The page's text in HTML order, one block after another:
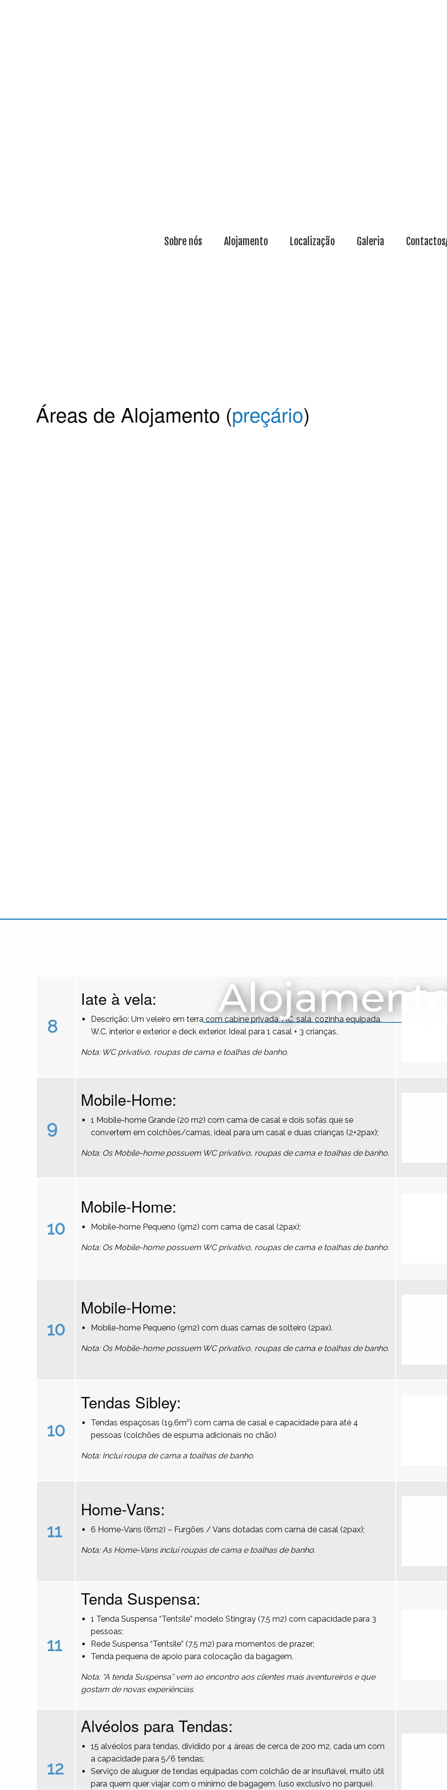
Sobre nós Alojamento Localização Galeria
Áreas de Alojamento (preçário)
8
Iate à vela:
Descrição: Um veleiro em terra com cabine privada, AC, sala, cozinha equipada,
W.C. interior e exterior e deck exterior. Ideal para 1 casal + 3 crianças.
Nota: WC privativo, roupas de cama e toalhas de banho.
9
Mobile-Home:
1 Mobile-home Grande (20 m2) com cama de casal e dois sofás que se
convertem em colchões/camas, ideal para um casal e duas crianças (2+2pax);
Nota: Os Mobile-home possuem WC privativo, roupas de cama e toalhas de banho.
10
Mobile-Home:
Mobile-home Pequeno (9m2) com cama de casal (2pax);
Nota: Os Mobile-home possuem WC privativo, roupas de cama e toalhas de banho.
10
Mobile-Home:
Mobile-home Pequeno (9m2) com duas camas de solteiro (2pax).
Nota: Os Mobile-home possuem WC privativo, roupas de cama e toalhas de banho.
10
Tendas Sibley:
Tendas espaçosas (19,6m²) com cama de casal e capacidade para até 4
pessoas (colchões de espuma adicionais no chão)
Nota: Inclui roupa de cama a toalhas de banho.
11
Home-Vans:
6 Home-Vans (6m2) – Furgões / Vans dotadas com cama de casal (2pax);
Nota: As Home-Vans incluí roupas de cama e toalhas de banho.
11
Tenda Suspensa:
1 Tenda Suspensa “Tentsile” modelo Stingray (7,5 m2) com capacidade para 3
pessoas;
Rede Suspensa “Tentsile” (7,5 m2) para momentos de prazer;
Tenda pequena de apoio para colocação da bagagem.
Nota: “A tenda Suspensa” vem ao encontro aos clientes mais aventureiros e que
gostam de novas experiências.
12
Alvéolos para Tendas:
15 alvéolos para tendas, dividido por 4 áreas de cerca de 200 m2, cada um com
a capacidade para 5/6 tendas;
Serviço de aluguer de tendas equipadas com colchão de ar insuflável, muito útil
para quem quer viajar com o mínimo de bagagem. (uso exclusivo no parque).